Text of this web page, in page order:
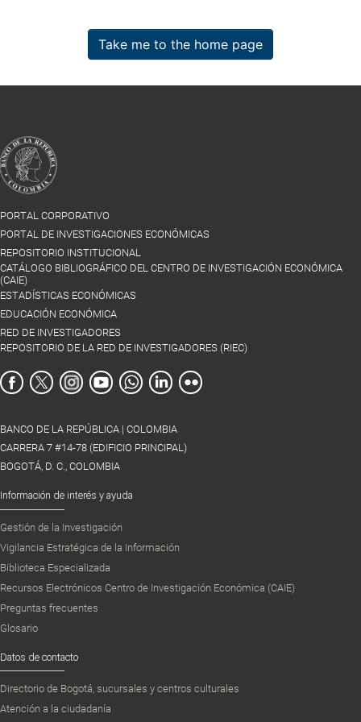
Take me to the home page
PORTAL CORPORATIVO
PORTAL DE INVESTIGACIONES ECONÓMICAS
REPOSITORIO INSTITUCIONAL
CATÁLOGO BIBLIOGRÁFICO DEL CENTRO DE INVESTIGACIÓN ECONÓMICA
(CAIE)
ESTADÍSTICAS ECONÓMICAS
EDUCACIÓN ECONÓMICA
RED DE INVESTIGADORES
REPOSITORIO DE LA RED DE INVESTIGADORES (RIEC)
BANCO DE LA REPÚBLICA | COLOMBIA
CARRERA 7 #14-78 (EDIFICIO PRINCIPAL)
BOGOTÁ, D. C., COLOMBIA
Información de interés y ayuda
Gestión de la Investigación
Vigilancia Estratégica de la Información
Biblioteca Especializada
Recursos Electrónicos Centro de Investigación Económica (CAIE)
Preguntas frecuentes
Glosario
Datos de contacto
Directorio de Bogotá, sucursales y centros culturales
Atención a la ciudadanía